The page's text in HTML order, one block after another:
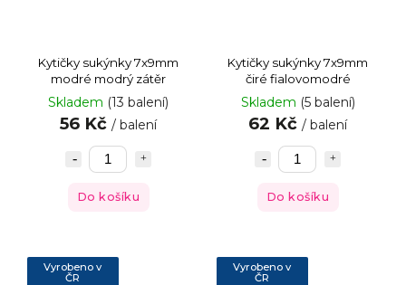
Kytičky sukýnky 7x9mm
modré modrý zátěr
Skladem (13 balení)
56 Kč / balení
Do košíku
Kytičky sukýnky 7x9mm
čiré fialovomodré
Skladem (5 balení)
62 Kč / balení
Do košíku
Vyrobeno v
ČR
Vyrobeno v
ČR